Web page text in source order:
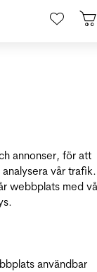
annonser, för att
vår
webbplats med
användbar